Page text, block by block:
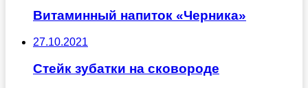
Витаминный напиток «Черника»
27.10.2021
Стейк зубатки на сковороде